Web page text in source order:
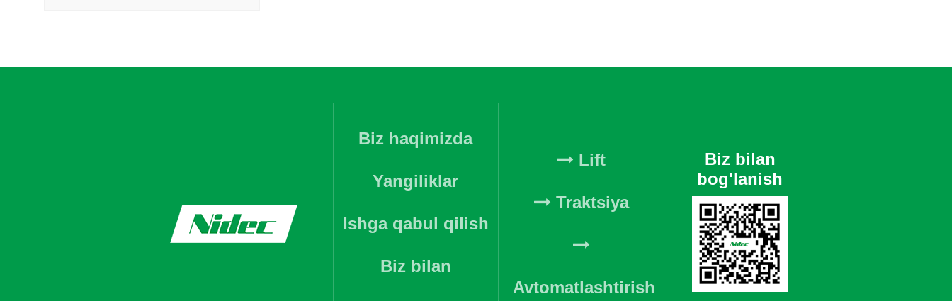
Biz haqimizda
Yangiliklar
Ishga qabul qilish
Biz bilan
Lift
Traktsiya
Avtomatlashtirish
Biz bilan
bog'lanish